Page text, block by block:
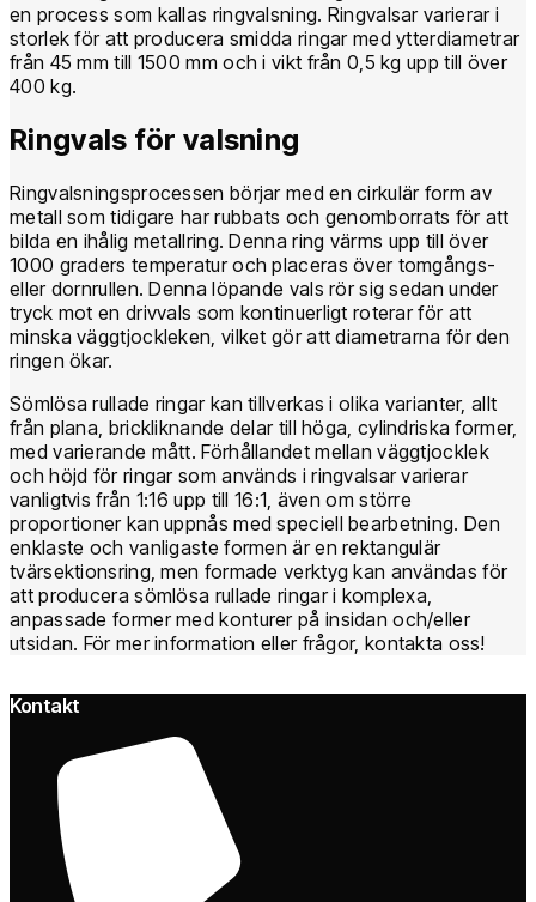
en process som kallas ringvalsning. Ringvalsar varierar i
storlek för att producera smidda ringar med ytterdiametrar
från 45 mm till 1500 mm och i vikt från 0,5 kg upp till över
400 kg.
Ringvals för valsning
Ringvalsningsprocessen börjar med en cirkulär form av
metall som tidigare har rubbats och genomborrats för att
bilda en ihålig metallring. Denna ring värms upp till över
1000 graders temperatur och placeras över tomgångs-
eller dornrullen. Denna löpande vals rör sig sedan under
tryck mot en drivvals som kontinuerligt roterar för att
minska väggtjockleken, vilket gör att diametrarna för den
ringen ökar.
Sömlösa rullade ringar kan tillverkas i olika varianter, allt
från plana, brickliknande delar till höga, cylindriska former,
med varierande mått. Förhållandet mellan väggtjocklek
och höjd för ringar som används i ringvalsar varierar
vanligtvis från 1:16 upp till 16:1, även om större
proportioner kan uppnås med speciell bearbetning. Den
enklaste och vanligaste formen är en rektangulär
tvärsektionsring, men formade verktyg kan användas för
att producera sömlösa rullade ringar i komplexa,
anpassade former med konturer på insidan och/eller
utsidan. För mer information eller frågor, kontakta oss!
Kontakt